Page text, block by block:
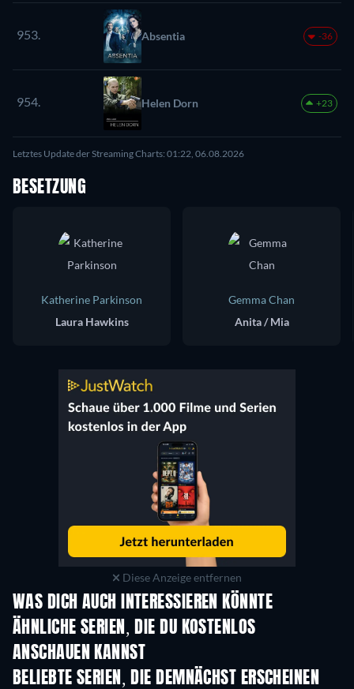
953. Absentia -36
954. Helen Dorn +23
Letztes Update der Streaming Charts: 01:22, 06.08.2026
BESETZUNG
Katherine Parkinson
Laura Hawkins
Gemma Chan
Anita / Mia
Diese Anzeige entfernen
WAS DICH AUCH INTERESSIEREN KÖNNTE
Serie Serie
ÄHNLICHE SERIEN, DIE DU KOSTENLOS
ANSCHAUEN KANNST
Serie
BELIEBTE SERIEN, DIE DEMNÄCHST ERSCHEINEN
Serie Serie